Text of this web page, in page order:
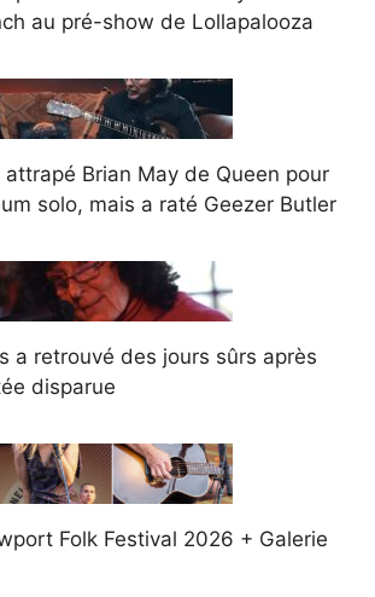
au pré-show de Lollapalooza
attrapé Brian May de Queen pour
solo, mais a raté Geezer Butler
a retrouvé des jours sûrs après
disparue
Folk Festival 2026 + Galerie